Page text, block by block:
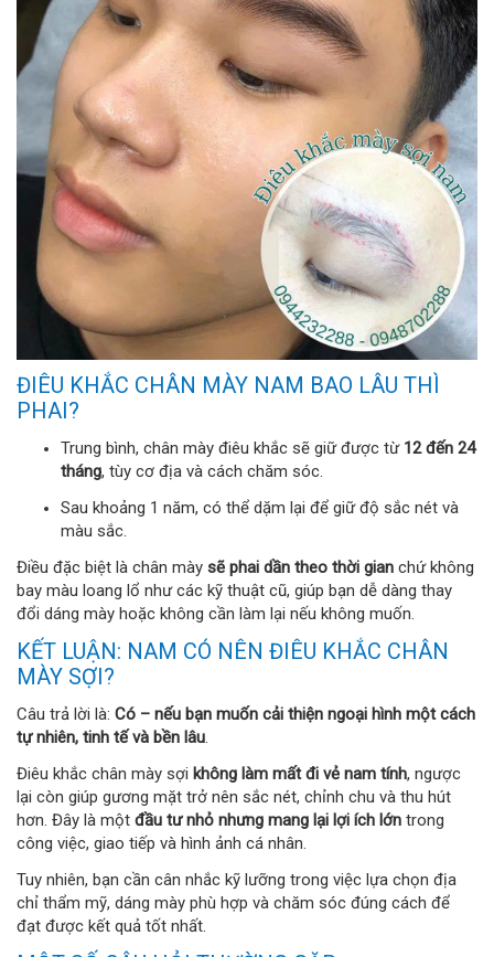
ĐIÊU KHẮC CHÂN MÀY NAM BAO LÂU THÌ
PHAI?
Trung bình, chân mày điêu khắc sẽ giữ được từ 12 đến 24
tháng, tùy cơ địa và cách chăm sóc.
Sau khoảng 1 năm, có thể dặm lại để giữ độ sắc nét và
màu sắc.
Điều đặc biệt là chân mày sẽ phai dần theo thời gian chứ không
bay màu loang lổ như các kỹ thuật cũ, giúp bạn dễ dàng thay
đổi dáng mày hoặc không cần làm lại nếu không muốn.
KẾT LUẬN: NAM CÓ NÊN ĐIÊU KHẮC CHÂN
MÀY SỢI?
Câu trả lời là: Có – nếu bạn muốn cải thiện ngoại hình một cách
tự nhiên, tinh tế và bền lâu
Điêu khắc chân mày sợi không làm mất đi vẻ nam tính, ngược
lại còn giúp gương mặt trở nên sắc nét, chỉnh chu và thu hút
hơn. Đây là một đầu tư nhỏ nhưng mang lại lợi ích lớn trong
công việc, giao tiếp và hình ảnh cá nhân.
Tuy nhiên, bạn cần cân nhắc kỹ lưỡng trong việc lựa chọn địa
chỉ thẩm mỹ, dáng mày phù hợp và chăm sóc đúng cách để
đạt được kết quả tốt nhất.